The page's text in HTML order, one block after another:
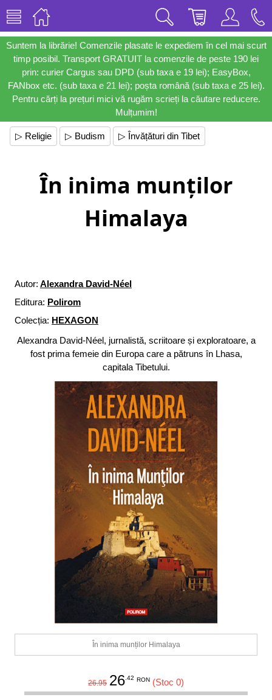
Suntem la librărie! Comenzile plasate le expediem în cel mai scurt
timp posibil. Transport GRATUIT la comenzile de peste 190 lei
prin: curier Cargus sau DPD (sub taxa e 19 lei); EasyBox,
FANbox etc. (sub taxa e 21 lei); poșta română (sub taxa e 25 lei).
Pentru cărți la prețuri mici vă rugăm scrieți la căutare reducere.
Mulțumim!
▷ Religie ▷ Budism ▷ Învățături din Tibet
În inima munților
Himalaya
Autor: Alexandra David-Néel
Editura: Polirom
Colecția: HEXAGON
Alexandra David-Néel, jurnalistă, scriitoare și exploratoare, a
fost prima femeie din Europa care a pătruns în Lhasa,
capitala Tibetului.
În inima munților Himalaya
26.95 26.42 RON (Stoc 0)